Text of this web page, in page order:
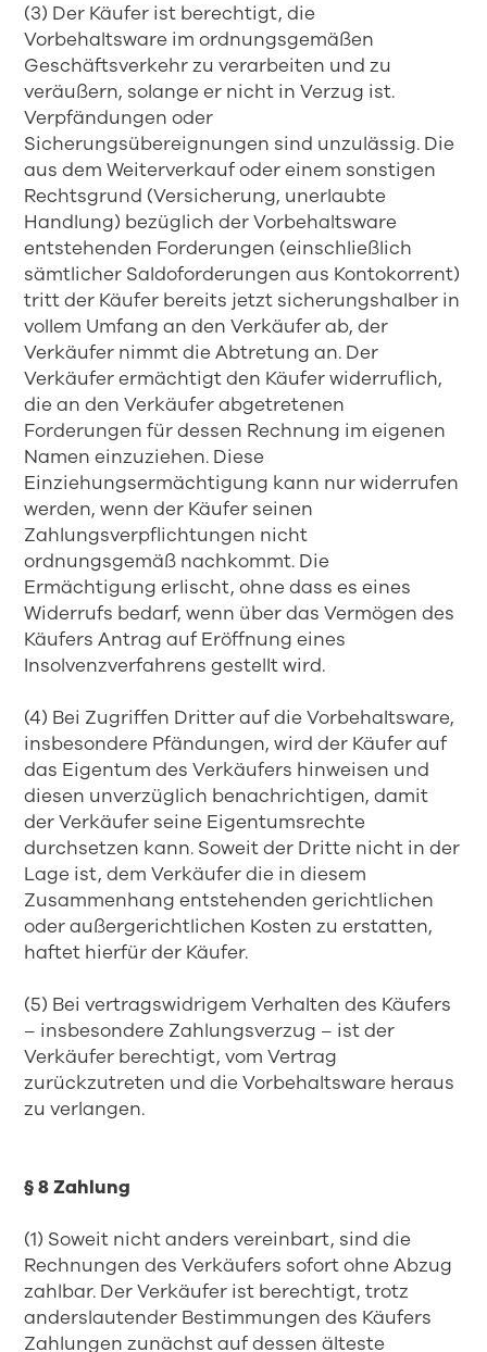
(3) Der Käufer ist berechtigt, die
Vorbehaltsware im ordnungsgemäßen
Geschäftsverkehr zu verarbeiten und zu
veräußern, solange er nicht in Verzug ist.
Verpfändungen oder
Sicherungsübereignungen sind unzulässig. Die
aus dem Weiterverkauf oder einem sonstigen
Rechtsgrund (Versicherung, unerlaubte
Handlung) bezüglich der Vorbehaltsware
entstehenden Forderungen (einschließlich
sämtlicher Saldoforderungen aus Kontokorrent)
tritt der Käufer bereits jetzt sicherungshalber in
vollem Umfang an den Verkäufer ab, der
Verkäufer nimmt die Abtretung an. Der
Verkäufer ermächtigt den Käufer widerruflich,
die an den Verkäufer abgetretenen
Forderungen für dessen Rechnung im eigenen
Namen einzuziehen. Diese
Einziehungsermächtigung kann nur widerrufen
werden, wenn der Käufer seinen
Zahlungsverpflichtungen nicht
ordnungsgemäß nachkommt. Die
Ermächtigung erlischt, ohne dass es eines
Widerrufs bedarf, wenn über das Vermögen des
Käufers Antrag auf Eröffnung eines
Insolvenzverfahrens gestellt wird.
(4) Bei Zugriffen Dritter auf die Vorbehaltsware,
insbesondere Pfändungen, wird der Käufer auf
das Eigentum des Verkäufers hinweisen und
diesen unverzüglich benachrichtigen, damit
der Verkäufer seine Eigentumsrechte
durchsetzen kann. Soweit der Dritte nicht in der
Lage ist, dem Verkäufer die in diesem
Zusammenhang entstehenden gerichtlichen
oder außergerichtlichen Kosten zu erstatten,
haftet hierfür der Käufer.
(5) Bei vertragswidrigem Verhalten des Käufers
– insbesondere Zahlungsverzug – ist der
Verkäufer berechtigt, vom Vertrag
zurückzutreten und die Vorbehaltsware heraus
zu verlangen.
§ 8 Zahlung
(1) Soweit nicht anders vereinbart, sind die
Rechnungen des Verkäufers sofort ohne Abzug
zahlbar. Der Verkäufer ist berechtigt, trotz
anderslautender Bestimmungen des Käufers
Zahlungen zunächst auf dessen älteste